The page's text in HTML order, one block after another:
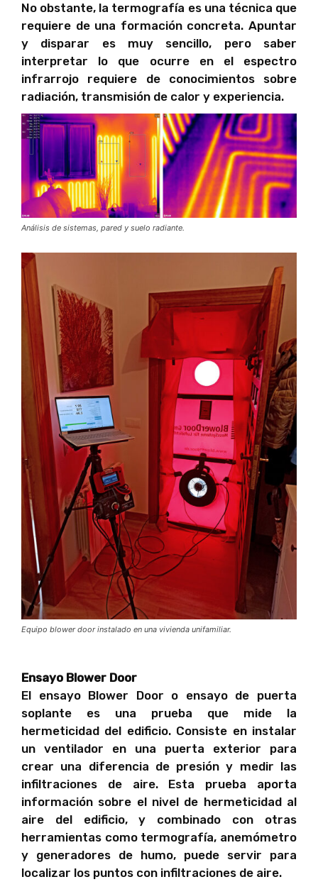
No obstante, la termografía es una técnica que
requiere de una formación concreta. Apuntar
y disparar es muy sencillo, pero saber
interpretar lo que ocurre en el espectro
infrarrojo requiere de conocimientos sobre
radiación, transmisión de calor y experiencia.
Análisis de sistemas, pared y suelo radiante.
Equipo blower door instalado en una vivienda unifamiliar.
Ensayo Blower Door
El ensayo Blower Door o ensayo de puerta
soplante es una prueba que mide la
hermeticidad del edificio. Consiste en instalar
un ventilador en una puerta exterior para
crear una diferencia de presión y medir las
infiltraciones de aire. Esta prueba aporta
información sobre el nivel de hermeticidad al
aire del edificio, y combinado con otras
herramientas como termografía, anemómetro
y generadores de humo, puede servir para
localizar los puntos con infiltraciones de aire.